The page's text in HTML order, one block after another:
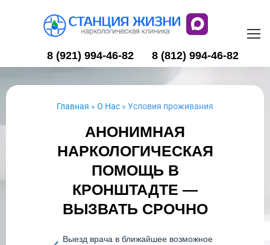
8 (921) 994-46-82 8 (812) 994-46-82
Главная » О Нас » Условия проживания
АНОНИМНАЯ
НАРКОЛОГИЧЕСКАЯ
ПОМОЩЬ В
КРОНШТАДТЕ —
ВЫЗВАТЬ СРОЧНО
Выезд врача в ближайшее возможное